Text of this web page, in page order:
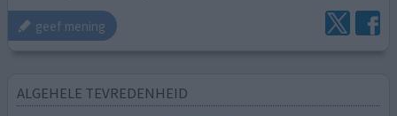
geef mening
ALGEHELE TEVREDENHEID